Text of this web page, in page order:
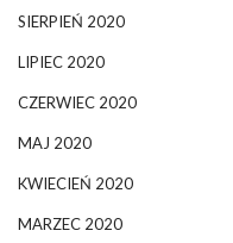
SIERPIEŃ 2020
LIPIEC 2020
CZERWIEC 2020
MAJ 2020
KWIECIEŃ 2020
MARZEC 2020